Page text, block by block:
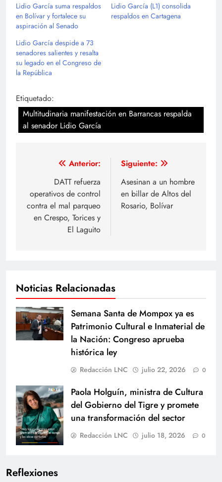
Reflexiones
Lidio García suma respaldos
en Bolívar y fortalece su
aspiración al Senado
Lidio García (L1) consolida
respaldos en Cartagena
Lidio García despide a 73
senadores salientes y resalta
su legado en el Congreso de
la República
Etiquetado:
Multitudinaria manifestación en Barrancas respalda
al senador Lidio García
Navegación
entradas
Anterior:
DATT refuerza
operativos de control
contra el mal parqueo
en Crespo, Torices y
El Laguito
Siguiente:
Asesinan a un hombre
en billar de Altos del
Rosario, Bolívar
Noticias Relacionadas
Semana Santa de Mompox ya es
Patrimonio Cultural e Inmaterial de
la Nación: Congreso aprueba
histórica ley
Redacción LNC julio 22, 2026 0
Paola Holguín, ministra de Cultura
del Gobierno del Tigre y promete
una transformación del sector
Redacción LNC julio 18, 2026 0